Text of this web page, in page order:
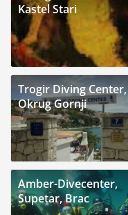
Kastel Stari
Trogir Diving Center,
Okrug Gornji
Amber-Divecenter,
Supetar, Brac